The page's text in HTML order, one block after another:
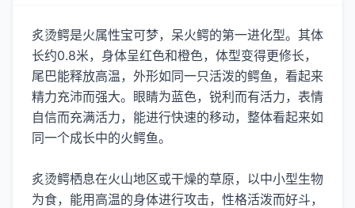
炙烫鳄是火属性宝可梦，呆火鳄的第一进化型。其体
长约0.8米，身体呈红色和橙色，体型变得更修长，
尾巴能释放高温，外形如同一只活泼的鳄鱼，看起来
精力充沛而强大。眼睛为蓝色，锐利而有活力，表情
自信而充满活力，能进行快速的移动，整体看起来如
同一个成长中的火鳄鱼。
炙烫鳄栖息在火山地区或干燥的草原，以中小型生物
为食，能用高温的身体进行攻击，性格活泼而好斗，